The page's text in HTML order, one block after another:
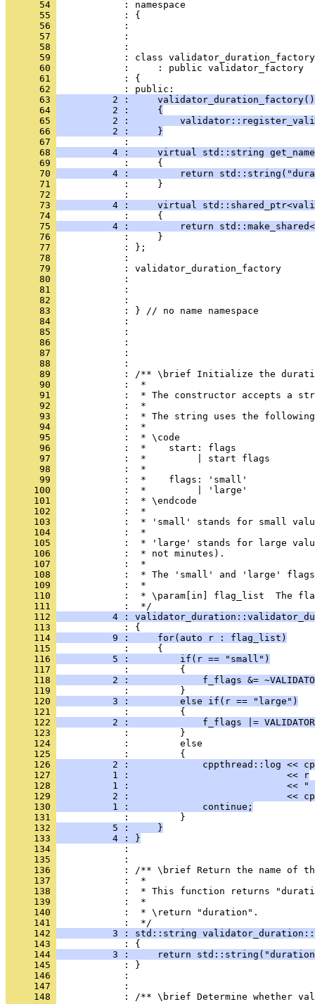
      54
            : namespace
      55
            : {
      56
            :
      57
            :
      58
            :
      59
            : class validator_duration_factory
      60
            :     : public validator_factory
      61
            : {
      62
            : public:
      63
          2 :     validator_duration_factory()
      64
          2 :     {
      65
2 :
      66
          2 :     }
      67
            :
      68
4 :     virtual std::string
      69
            :     {
      70
4 :         return
      71
            :     }
      72
            :
      73
4 :     virtual
      74
            :     {
      75
4 :         return
      76
            :     }
      77
            : };
      78
            :
      79
: validator_duration_factory
      80
            :
      81
            :
      82
            :
      83
            : } // no name namespace
      84
            :
      85
            :
      86
            :
      87
            :
      88
            :
      89
: /** \brief Initialize the
      90
            :  *
      91
:  * The constructor accepts a
      92
            :  *
      93
:  * The string uses the
      94
            :  *
      95
            :  * \code
      96
            :  *    start: flags
      97
            :  *         | start flags
      98
            :  *
      99
            :  *    flags: 'small'
     100
            :  *         | 'large'
     101
            :  * \endcode
     102
            :  *
     103
:  * 'small' stands for small
     104
            :  *
     105
:  * 'large' stands for large
     106
            :  * not minutes).
     107
            :  *
     108
:  * The 'small' and 'large'
     109
            :  *
     110
:  * \param[in] flag_list  The
     111
            :  */
     112
4 :
     113
            : {
     114
          9 :     for(auto r : flag_list)
     115
            :     {
     116
          5 :         if(r == "small")
     117
            :         {
     118
2 :             f_flags &=
     119
            :         }
     120
          3 :         else if(r == "large")
     121
            :         {
     122
2 :             f_flags |=
     123
            :         }
     124
            :         else
     125
            :         {
     126
2 :             cppthread::log <<
     127
          1 :                            << r
     128
1 :                            <<
     129
2 :                            <<
     130
          1 :             continue;
     131
            :         }
     132
          5 :     }
     133
          4 : }
     134
            :
     135
            :
     136
: /** \brief Return the name of
     137
            :  *
     138
:  * This function returns
     139
            :  *
     140
            :  * \return "duration".
     141
            :  */
     142
3 : std::string
     143
            : {
     144
3 :     return
     145
            : }
     146
            :
     147
            :
     148
: /** \brief Determine whether